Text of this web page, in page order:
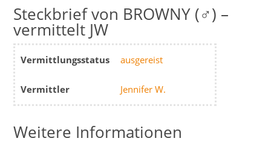
BROWNY (♂) –
vermittelt JW
Vermittlungsstatus ausgereist
Vermittler Jennifer W.
Weitere Informationen